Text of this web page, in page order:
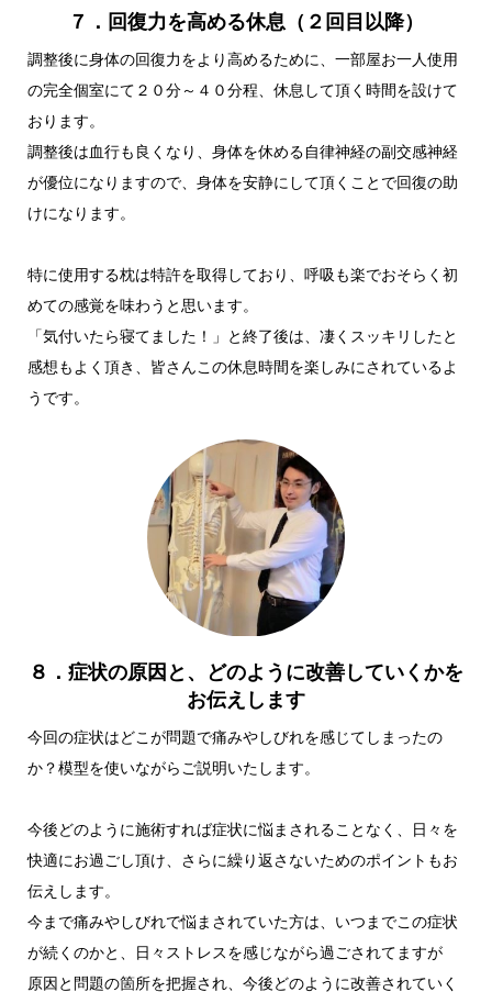
７．回復力を高める休息（２回目以降）
調整後に身体の回復力をより高めるために、一部屋お一人使用
の完全個室にて２０分～４０分程、休息して頂く時間を設けて
おります。
調整後は血行も良くなり、身体を休める自律神経の副交感神経
が優位になりますので、身体を安静にして頂くことで回復の助
けになります。
特に使用する枕は特許を取得しており、呼吸も楽でおそらく初
めての感覚を味わうと思います。
「気付いたら寝てました！」と終了後は、凄くスッキリしたと
感想もよく頂き、皆さんこの休息時間を楽しみにされているよ
うです。
８．症状の原因と、どのように改善していくかを
お伝えします
今回の症状はどこが問題で痛みやしびれを感じてしまったの
か？模型を使いながらご説明いたします。
今後どのように施術すれば症状に悩まされることなく、日々を
快適にお過ごし頂け、さらに繰り返さないためのポイントもお
伝えします。
今まで痛みやしびれで悩まされていた方は、いつまでこの症状
が続くのかと、日々ストレスを感じながら過ごされてますが
原因と問題の箇所を把握され、今後どのように改善されていく